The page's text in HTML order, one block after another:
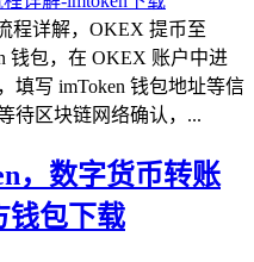
程详解，OKEX 提币至
钱包，在 OKEX 账户中进
填写 imToken 钱包地址等信
待区块链网络确认，...
，数字货币转账
钱包下载